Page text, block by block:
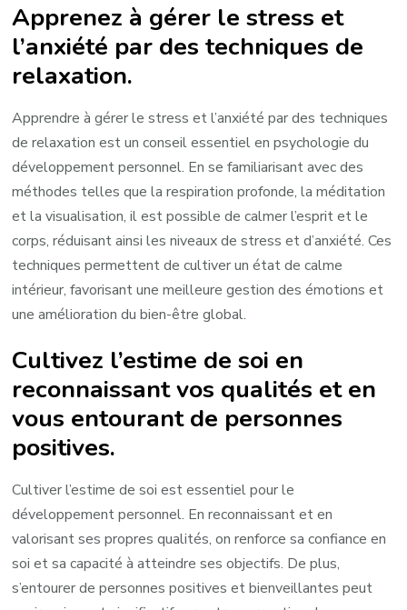
Apprenez à gérer le stress et
l’anxiété par des techniques de
relaxation.
Apprendre à gérer le stress et l’anxiété par des techniques
de relaxation est un conseil essentiel en psychologie du
développement personnel. En se familiarisant avec des
méthodes telles que la respiration profonde, la méditation
et la visualisation, il est possible de calmer l’esprit et le
corps, réduisant ainsi les niveaux de stress et d’anxiété. Ces
techniques permettent de cultiver un état de calme
intérieur, favorisant une meilleure gestion des émotions et
une amélioration du bien-être global.
Cultivez l’estime de soi en
reconnaissant vos qualités et en
vous entourant de personnes
positives.
Cultiver l’estime de soi est essentiel pour le
développement personnel. En reconnaissant et en
valorisant ses propres qualités, on renforce sa confiance en
soi et sa capacité à atteindre ses objectifs. De plus,
s’entourer de personnes positives et bienveillantes peut